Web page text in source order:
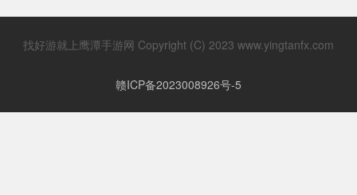
找好游就上鹰潭手游网 Copyright (C) 2023 www.yingtanfx.com
赣ICP备2023008926号-5